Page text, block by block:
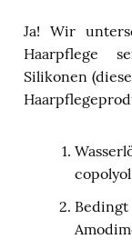
Ja! Wir
Haarpflege
Silikonen
copolyol